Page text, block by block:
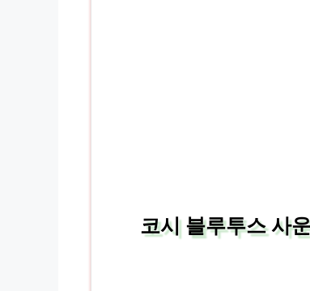
코시 블루투스 사